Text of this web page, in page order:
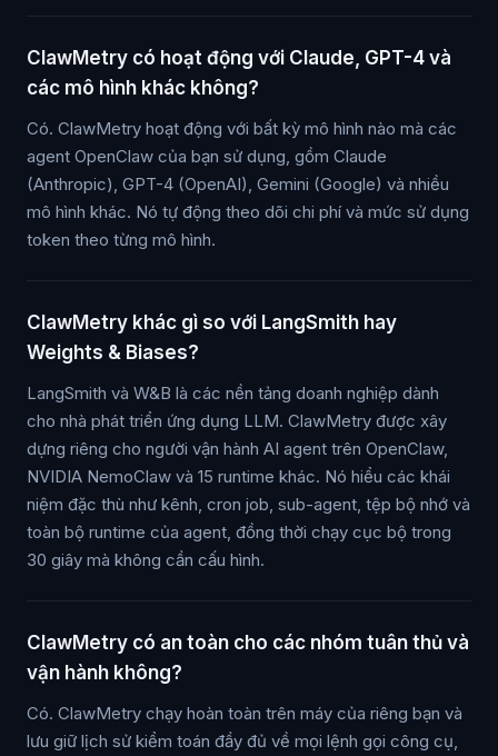
ClawMetry có hoạt động với Claude, GPT-4 và
các mô hình khác không?
Có. ClawMetry hoạt động với bất kỳ mô hình nào mà các
agent OpenClaw của bạn sử dụng, gồm Claude
(Anthropic), GPT-4 (OpenAI), Gemini (Google) và nhiều
mô hình khác. Nó tự động theo dõi chi phí và mức sử dụng
token theo từng mô hình.
ClawMetry khác gì so với LangSmith hay
Weights & Biases?
LangSmith và W&B là các nền tảng doanh nghiệp dành
cho nhà phát triển ứng dụng LLM. ClawMetry được xây
dựng riêng cho người vận hành AI agent trên OpenClaw,
NVIDIA NemoClaw và 15 runtime khác. Nó hiểu các khái
niệm đặc thù như kênh, cron job, sub-agent, tệp bộ nhớ và
toàn bộ runtime của agent, đồng thời chạy cục bộ trong
30 giây mà không cần cấu hình.
ClawMetry có an toàn cho các nhóm tuân thủ và
vận hành không?
Có. ClawMetry chạy hoàn toàn trên máy của riêng bạn và
lưu giữ lịch sử kiểm toán đầy đủ về mọi lệnh gọi công cụ,